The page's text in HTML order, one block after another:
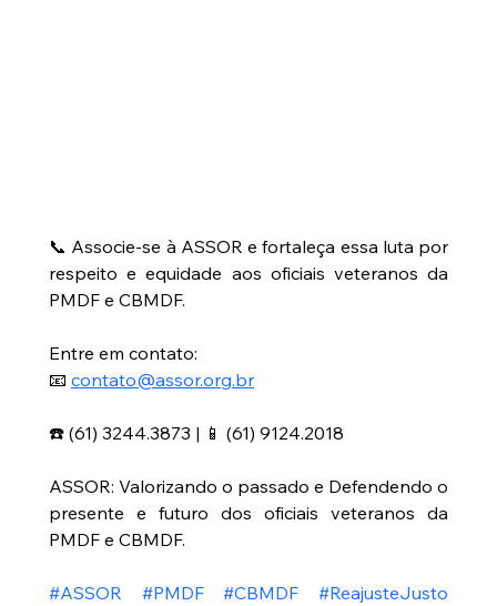
📞 Associe-se à ASSOR e fortaleça essa luta por
respeito e equidade aos oficiais veteranos da
PMDF e CBMDF.
Entre em contato:
📧 contato@assor.org.br
☎️ (61) 3244.3873 | 📱 (61) 9124.2018
ASSOR: Valorizando o passado e Defendendo o
presente e futuro dos oficiais veteranos da
PMDF e CBMDF.
#ASSOR #PMDF #CBMDF
#ReajusteJusto